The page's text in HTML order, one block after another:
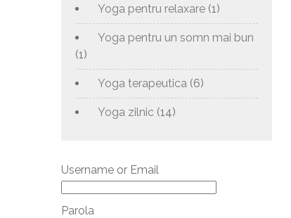
Yoga pentru relaxare (1)
Yoga pentru un somn mai bun
(1)
Yoga terapeutica (6)
Yoga zilnic (14)
Username or Email
Parola